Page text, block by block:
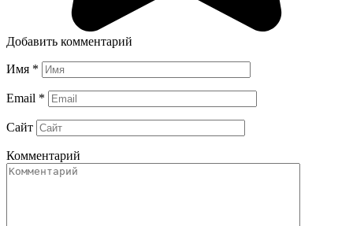
Добавить комментарий
Имя *
Email *
Сайт
Комментарий